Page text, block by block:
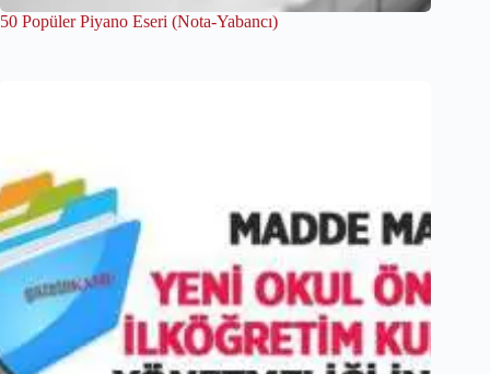
50 Popüler Piyano Eseri (Nota-Yabancı)